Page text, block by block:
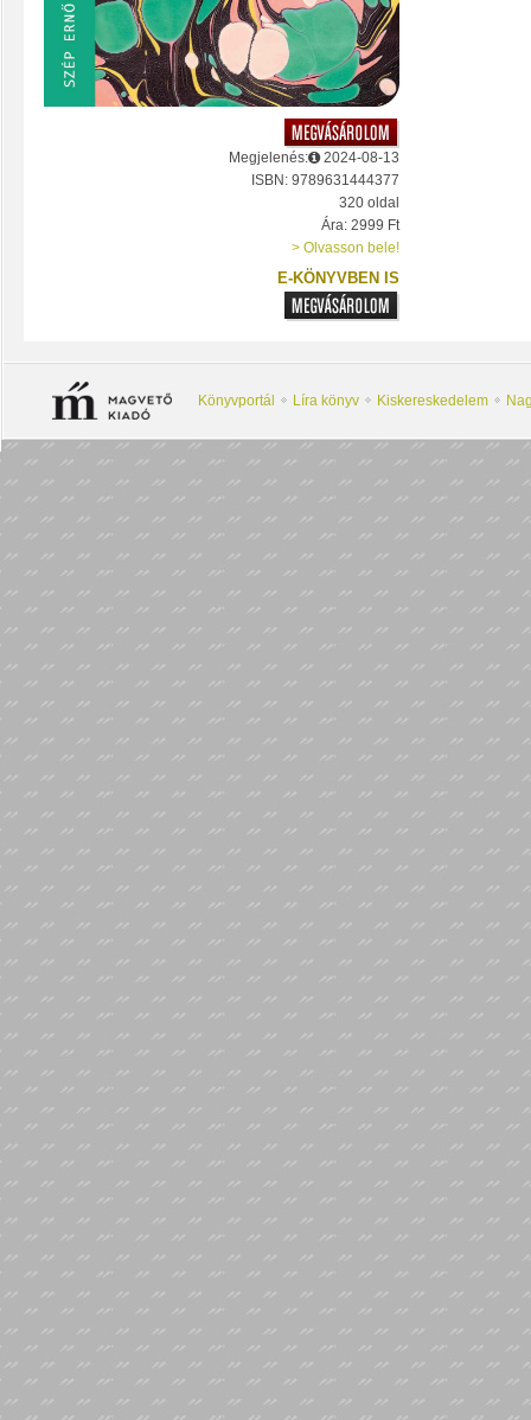
Megjelenés:
2024-08-13
ISBN: 9789631444377
320 oldal
Ára: 2999 Ft
> Olvasson bele!
E-KÖNYVBEN IS
Könyvportál Líra könyv Kiskereskedelem